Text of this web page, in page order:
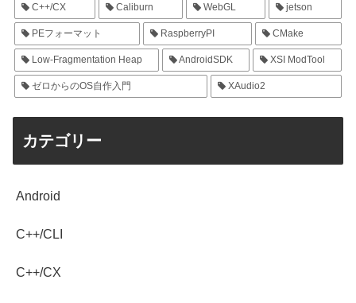
C++/CX Caliburn WebGL jetson
PEフォーマット RaspberryPI CMake
Low-Fragmentation Heap AndroidSDK XSI ModTool
ゼロからのOS自作入門 XAudio2
カテゴリー
Android
C++/CLI
C++/CX